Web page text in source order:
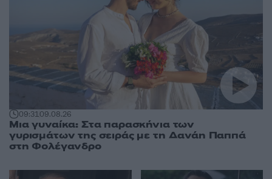
09:3109.08.26
Μια γυναίκα: Στα παρασκήνια των
γυρισμάτων της σειράς με τη Δανάη Παππά
στη Φολέγανδρο